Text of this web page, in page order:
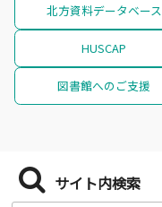
北方資料データベース
HUSCAP
図書館へのご支援
サイト内検索